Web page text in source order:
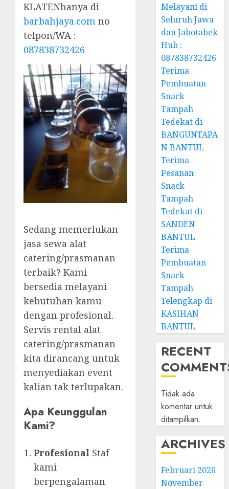
KLATENhanya di
barbahjaya.com no
telpon/WA :
087838732426
Sedang memerlukan
jasa sewa alat
catering/prasmanan
terbaik? Kami
bersedia melayani
kebutuhan kamu
dengan profesional.
Servis rental alat
catering/prasmanan
kita dirancang untuk
menyediakan event
kalian tak terlupakan.
Apa Keunggulan
Kami?
Profesional Staf
kami
berpengalaman
Melayani di
Seluruh Jawa
dan Jabotabek
Hub :
087838732426
Terima
Pembuatan
Snack
Tampah
Tedekat di
BANGUNTAPA
N BANTUL
Terima
Pesanan
Snack
Tampah
Tedekat di
SANDEN
BANTUL
Terima
Pembuatan
Snack
Tampah
Telengkap di
KASIHAN
BANTUL
RECENT
Tidak ada
komentar untuk
ditampilkan.
ARCHIVES
Februari 2026
November